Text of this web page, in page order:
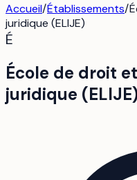
Accueil/Établissements/
juridique (ELIJE)
É
École de droit
juridique